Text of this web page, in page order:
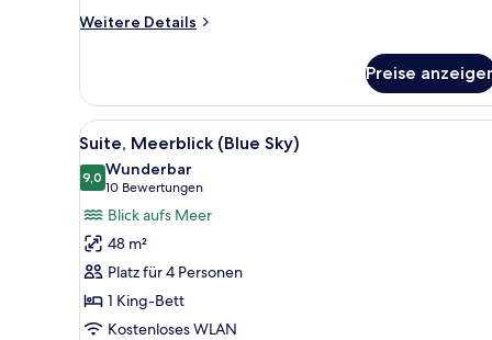
Weitere Details
Weitere
Zimmer,
Meerblick
Preise
Alle
Fotos
für
Suite,
Meerblick
(Blue
Sky)
anzeigen
Ein Hotelzimmer mit rundem
6
Suite, Meerblick (Blue Sky)
9,09,0 von 10
Wunderbar
10 Bewertungen
(10
Bewertungen)
Blick aufs Meer
48 m²
Platz für 4 Personen
1 King-Bett
Kostenloses WLAN